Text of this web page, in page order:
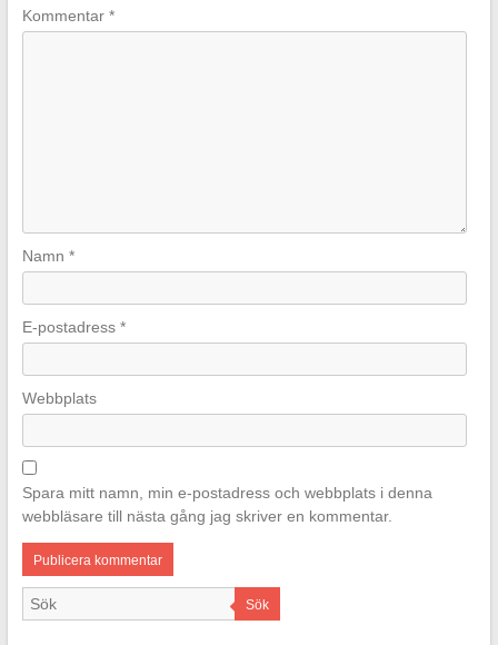
Kommentar *
Namn *
E-postadress *
Webbplats
Spara mitt namn, min e-postadress och webbplats i denna
webbläsare till nästa gång jag skriver en kommentar.
Sök